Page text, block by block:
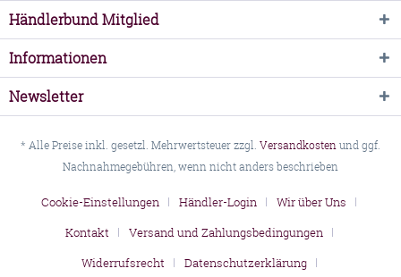
Händlerbund Mitglied
Informationen
Newsletter
* Alle Preise inkl. gesetzl. Mehrwertsteuer zzgl. Versandkostenund ggf.
Nachnahmegebühren, wenn nicht anders beschrieben
Cookie-Einstellungen Händler-Login
Wir über Uns
Kontakt
Versand und Zahlungsbedingungen
Widerrufsrecht
Datenschutzerklärung